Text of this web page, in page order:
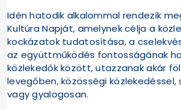
Idén hatodik alkalommal rendezik
Kultúra Napját, amelynek célja a
kockázatok tudatosítása, a
az együttműködés fontosságának
közlekedők között, utazzanak akár
levegőben, közösségi közlekedéssel,
vagy gyalogosan.